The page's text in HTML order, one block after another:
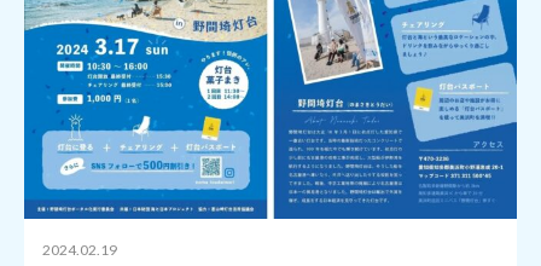
2024.02.19